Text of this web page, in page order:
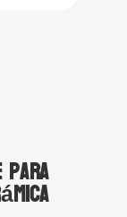
para